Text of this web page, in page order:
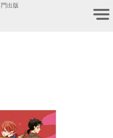
門出版